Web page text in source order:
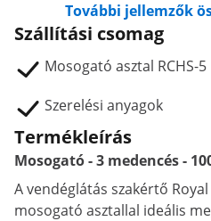
További jellemzők
Szállítási csomag
Mosogató asztal RCHS-5
Szerelési anyagok
Termékleírás
Mosogató - 3 medencés -
A vendéglátás szakértő
mosogató asztallal ideális